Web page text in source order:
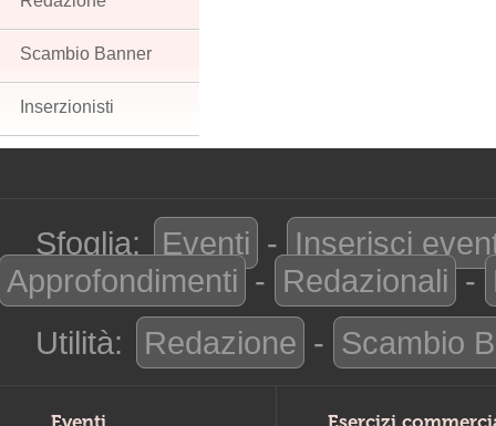
Scambio Banner
Inserzionisti
Sfoglia: Eventi - Inserisci
Approfondimenti - Redazionali -
Utilità:
Redazione - Scambio
Eventi Esercizi